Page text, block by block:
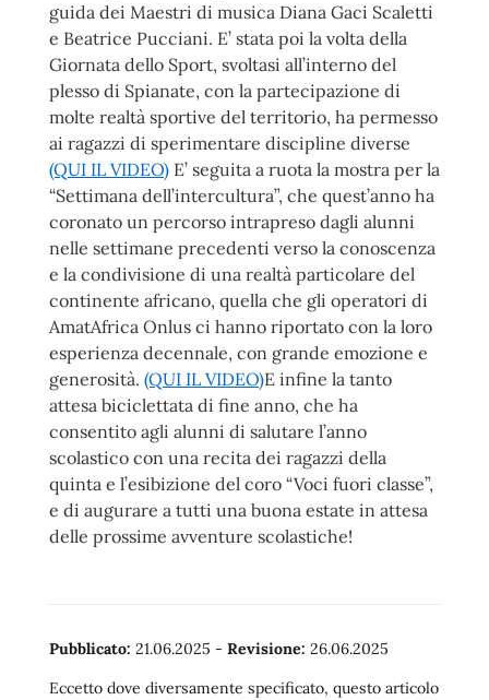
guida dei Maestri di musica Diana Gaci Scaletti
e Beatrice Pucciani. E’ stata poi la volta della
Giornata dello Sport, svoltasi all’interno del
plesso di Spianate, con la partecipazione di
molte realtà sportive del territorio, ha permesso
ai ragazzi di sperimentare discipline diverse
(QUI IL VIDEO) E’ seguita a ruota la mostra per la
“Settimana dell’intercultura”, che quest’anno ha
coronato un percorso intrapreso dagli alunni
nelle settimane precedenti verso la conoscenza
e la condivisione di una realtà particolare del
continente africano, quella che gli operatori di
AmatAfrica Onlus ci hanno riportato con la loro
esperienza decennale, con grande emozione e
generosità. (QUI IL VIDEO)E infine la tanto
attesa biciclettata di fine anno, che ha
consentito agli alunni di salutare l’anno
scolastico con una recita dei ragazzi della
quinta e l’esibizione del coro “Voci fuori classe”,
e di augurare a tutti una buona estate in attesa
delle prossime avventure scolastiche!
Pubblicato: 21.06.2025 - Revisione: 26.06.2025
Eccetto dove diversamente specificato, questo articolo